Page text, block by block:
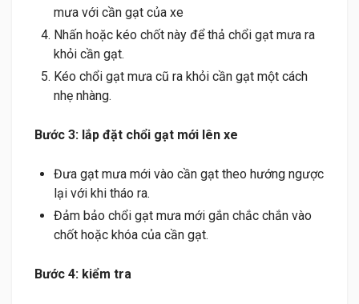
mưa với cần gạt của xe
Nhấn hoặc kéo chốt này để thả chổi gạt mưa ra
khỏi cần gạt.
Kéo chổi gạt mưa cũ ra khỏi cần gạt một cách
nhẹ nhàng.
Bước 3: lắp đặt chổi gạt mới lên xe
Đưa gạt mưa mới vào cần gạt theo hướng ngược
lại với khi tháo ra.
Đảm bảo chổi gạt mưa mới gắn chắc chắn vào
chốt hoặc khóa của cần gạt.
Bước 4: kiểm tra